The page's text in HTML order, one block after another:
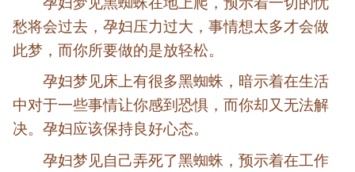
愁将会过去，孕妇压力过大，事情想太多才会做
此梦，而你所要做的是放轻松。
孕妇梦见床上有很多黑蜘蛛，暗示着在生活
中对于一些事情让你感到恐惧，而你却又无法解
决。孕妇应该保持良好心态。
孕妇梦见自己弄死了黑蜘蛛，预示着在工作